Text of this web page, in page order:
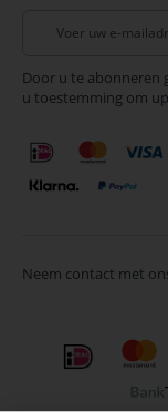
onze
nieuwsbrief
Door u te abonneren
u toestemming om
Neem contact met